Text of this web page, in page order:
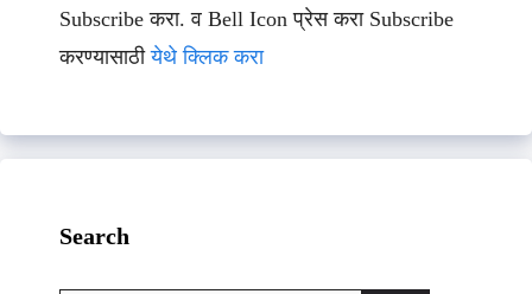
Subscribe करा. व Bell Icon प्रेस करा Subscribe
करण्यासाठीयेथे क्लिक करा
Search